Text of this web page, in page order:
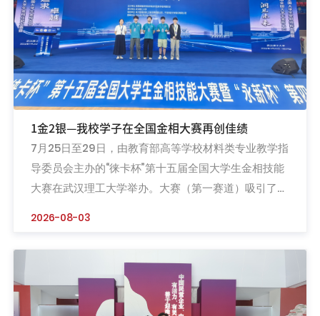
1金2银—我校学子在全国金相大赛再创佳绩
7月25日至29日，由教育部高等学校材料类专业教学指
导委员会主办的“徕卡杯”第十五届全国大学生金相技能
大赛在武汉理工大学举办。大赛（第一赛道）吸引了
俊毅、金千斌获金相技能大赛全国二等奖，团队获团体
二等奖。全国大学生金相技能大赛是材料类专业规格最
高、参与最广的实践竞赛之一，旨在以赛代练，锤炼学
生实操技能与工匠精...
2026-08-03